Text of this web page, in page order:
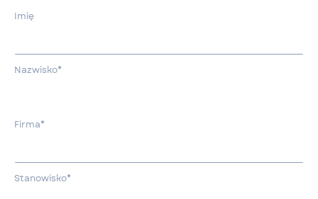
Imię
Nazwisko*
Firma*
Stanowisko*